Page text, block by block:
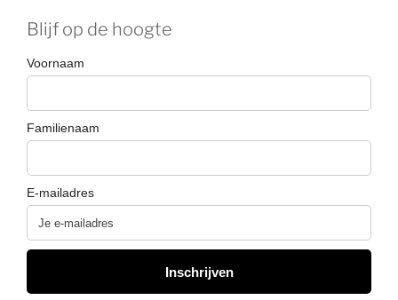
Blijf op de hoogte